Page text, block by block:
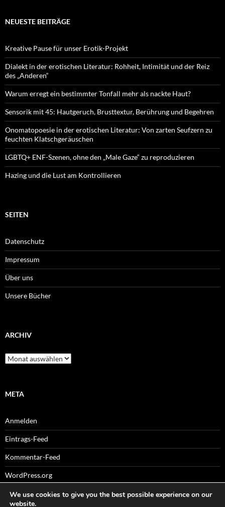
NEUESTE BEITRÄGE
Kreative Pause für unser Erotik-Projekt
Dialekt in der erotischen Literatur: Rohheit, Intimität und der Reiz
des „Anderen“
Warum erregt ein bestimmter Tonfall mehr als nackte Haut?
Sensorik mit 45: Hautgeruch, Brusttextur, Berührung und Begehren
Onomatopoesie in der erotischen Literatur: Von zarten Seufzern zu
feuchten Klatschgeräuschen
LGBTQ+ ENF-Szenen, ohne den „Male Gaze“ zu reproduzieren
Hazing und die Lust am Kontrollieren
SEITEN
Datenschutz
Impressum
Über uns
Unsere Bücher
ARCHIV
Archiv
META
Anmelden
Eintrags-Feed
Kommentar-Feed
WordPress.org
We use cookies to give you the best possible experience on our
website.